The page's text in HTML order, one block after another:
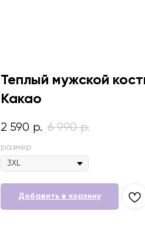
Теплый мужской
Какао
2 590 р. 6 990 р.
размер
Добавить в корзину